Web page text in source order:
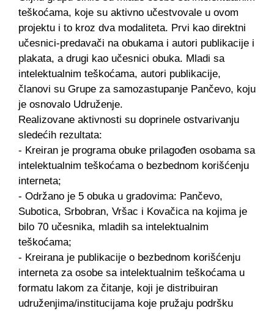
teškoćama, koje su aktivno učestvovale u ovom
projektu i to kroz dva modaliteta. Prvi kao direktni
učesnici-predavači na obukama i autori publikacije i
plakata, a drugi kao učesnici obuka. Mladi sa
intelektualnim teškoćama, autori publikacije,
članovi su Grupe za samozastupanje Pančevo, koju
je osnovalo Udruženje.
Realizovane aktivnosti su doprinele ostvarivanju
sledećih rezultata:
- Kreiran je programa obuke prilagođen osobama sa
intelektualnim teškoćama o bezbednom korišćenju
interneta;
- Održano je 5 obuka u gradovima: Pančevo,
Subotica, Srbobran, Vršac i Kovačica na kojima je
bilo 70 učesnika, mladih sa intelektualnim
teškoćama;
- Kreirana je publikacije o bezbednom korišćenju
interneta za osobe sa intelektualnim teškoćama u
formatu lakom za čitanje, koji je distribuiran
udruženjima/institucijama koje pružaju podršku